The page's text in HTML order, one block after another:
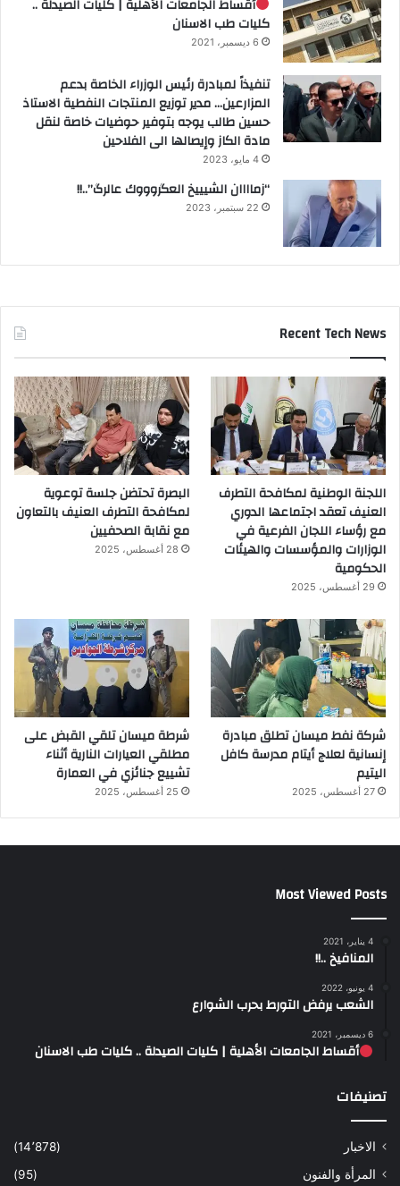
أقساط الجامعات الأهلية | كليات الصيدلة ..
كليات طب الاسنان
6 ديسمبر، 2021
تنفيذاً لمبادرة رئيس الوزراء الخاصة بدعم
المزارعين… مدير توزيع المنتجات النفطية الاستاذ
حسين طالب يوجه بتوفير حوضيات خاصة لنقل
مادة الكاز وإيصالها الى الفلاحين
4 مايو، 2023
“زماااان الشيييخ العگروووك عالرگ”..!!
22 سبتمبر، 2023
Recent Tech News
اللجنة الوطنية لمكافحة التطرف
العنيف تعقد اجتماعها الدوري
مع رؤساء اللجان الفرعية في
الوزارات والمؤسسات والهيئات
الحكومية
29 أغسطس، 2025
البصرة تحتضن جلسة توعوية
لمكافحة التطرف العنيف بالتعاون
مع نقابة الصحفيين
28 أغسطس، 2025
شركة نفط ميسان تطلق مبادرة
إنسانية لعلاج أيتام مدرسة كافل
اليتيم
27 أغسطس، 2025
شرطة ميسان تلقي القبض على
مطلقي العيارات النارية أثناء
تشييع جنائزي في العمارة
25 أغسطس، 2025
Most Viewed Posts
4 يناير، 2021
المنافيخ ..!!
4 يونيو، 2022
الشعب يرفض التورط بحرب الشوارع
6 ديسمبر، 2021
أقساط الجامعات الأهلية | كليات الصيدلة .. كليات طب الاسنان
تصنيفات
الاخبار
(14٬878)
المرأة والفنون
(95)